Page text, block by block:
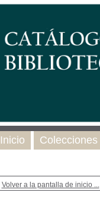
Volver a la pantalla de inicio ...
Inicio Colecciones